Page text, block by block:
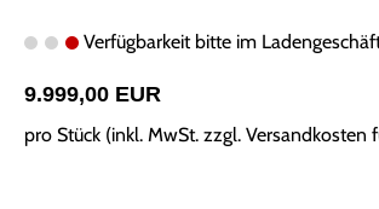
Verfügbarkeit bitte im
9.999,00 EUR
pro Stück (inkl. MwSt. zzgl. Versandkosten